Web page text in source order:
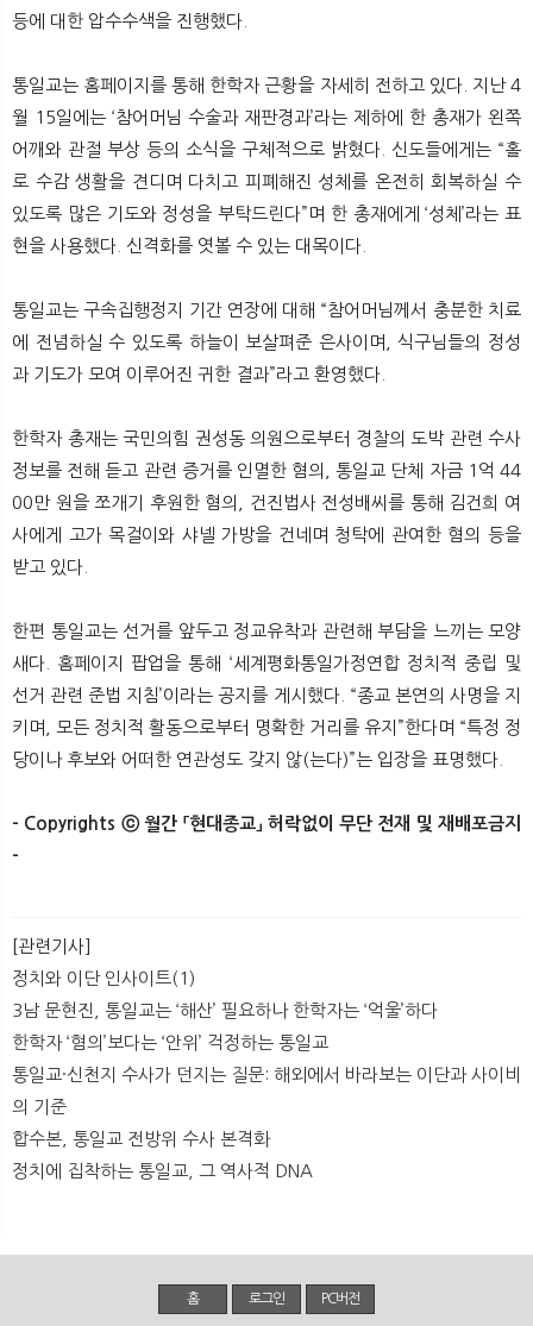
등에 대한 압수수색을 진행했다.
통일교는 홈페이지를 통해 한학자 근황을 자세히 전하고 있다. 지난 4
월 15일에는 ‘참어머님 수술과 재판경과’라는 제하에 한 총재가 왼쪽
어깨와 관절 부상 등의 소식을 구체적으로 밝혔다. 신도들에게는 “홀
로 수감 생활을 견디며 다치고 피폐해진 성체를 온전히 회복하실 수
있도록 많은 기도와 정성을 부탁드린다”며 한 총재에게 ‘성체’라는 표
현을 사용했다. 신격화를 엿볼 수 있는 대목이다.
통일교는 구속집행정지 기간 연장에 대해 “참어머님께서 충분한 치료
에 전념하실 수 있도록 하늘이 보살펴준 은사이며, 식구님들의 정성
과 기도가 모여 이루어진 귀한 결과”라고 환영했다.
한학자 총재는 국민의힘 권성동 의원으로부터 경찰의 도박 관련 수사
정보를 전해 듣고 관련 증거를 인멸한 혐의, 통일교 단체 자금 1억 44
00만 원을 쪼개기 후원한 혐의, 건진법사 전성배씨를 통해 김건희 여
사에게 고가 목걸이와 샤넬 가방을 건네며 청탁에 관여한 혐의 등을
받고 있다.
한편 통일교는 선거를 앞두고 정교유착과 관련해 부담을 느끼는 모양
새다. 홈페이지 팝업을 통해 ‘세계평화통일가정연합 정치적 중립 및
선거 관련 준법 지침’이라는 공지를 게시했다. “종교 본연의 사명을 지
키며, 모든 정치적 활동으로부터 명확한 거리를 유지”한다며 “특정 정
당이나 후보와 어떠한 연관성도 갖지 않(는다)”는 입장을 표명했다.
- Copyrights ⓒ 월간 「현대종교」 허락없이 무단 전재 및 재배포금지
-​
[관련기사]
정치와 이단 인사이트(1)
3남 문현진, 통일교는 ‘해산’ 필요하나 한학자는 ‘억울’하다
한학자 ‘혐의’보다는 ‘안위’ 걱정하는 통일교
통일교·신천지 수사가 던지는 질문: 해외에서 바라보는 이단과 사이비
의 기준
합수본, 통일교 전방위 수사 본격화
정치에 집착하는 통일교, 그 역사적 DNA
홈 로그인 PC버전